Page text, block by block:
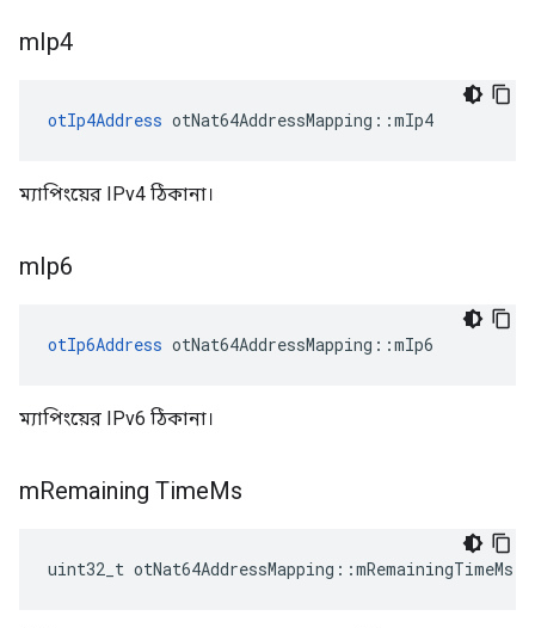
mIp4
otIp4Address otNat64AddressMapping ::mIp4
ম্যাপিংয়ের IPv4 ঠিকানা।
mIp6
otIp6Address otNat64AddressMapping ::mIp6
ম্যাপিংয়ের IPv6 ঠিকানা।
mRemaining TimeMs
uint32_t otNat64AddressMapping ::mRemainingTimeMs